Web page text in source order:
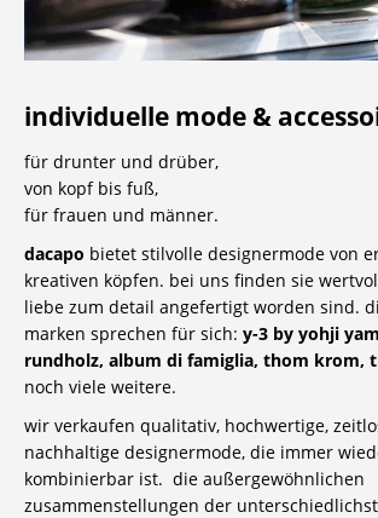
individuelle mode &
für drunter und drüber,
von kopf bis fuß,
für frauen und männer.
dacapo bietet stilvolle designermode von
kreativen köpfen. bei uns finden sie
liebe zum detail angefertigt worden sind.
marken sprechen für sich: y-3 by yohji
rundholz, album di famiglia, thom krom,
noch viele weitere.
wir verkaufen qualitativ, hochwertige,
nachhaltige designermode, die immer
kombinierbar ist. die außergewöhnlichen
zusammenstellungen der